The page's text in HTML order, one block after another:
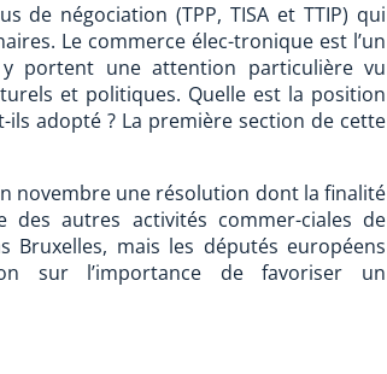
de négociation (TPP, TISA et TTIP) qui
Le commerce élec-tronique est l’un
portent une attention particulière vu
et politiques. Quelle est la position
adopté ? La première section de cette
novembre une résolution dont la finalité
autres activités commer-ciales de
Bruxelles, mais les députés européens
sur l’importance de favoriser un